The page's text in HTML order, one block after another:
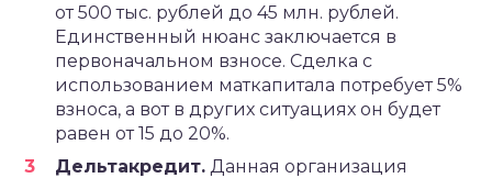
от 500 тыс. рублей до 45 млн. рублей.
Единственный нюанс заключается в
первоначальном взносе. Сделка с
использованием маткапитала потребует 5%
взноса, а вот в других ситуациях он будет
равен от 15 до 20%.
Дельтакредит. Данная организация